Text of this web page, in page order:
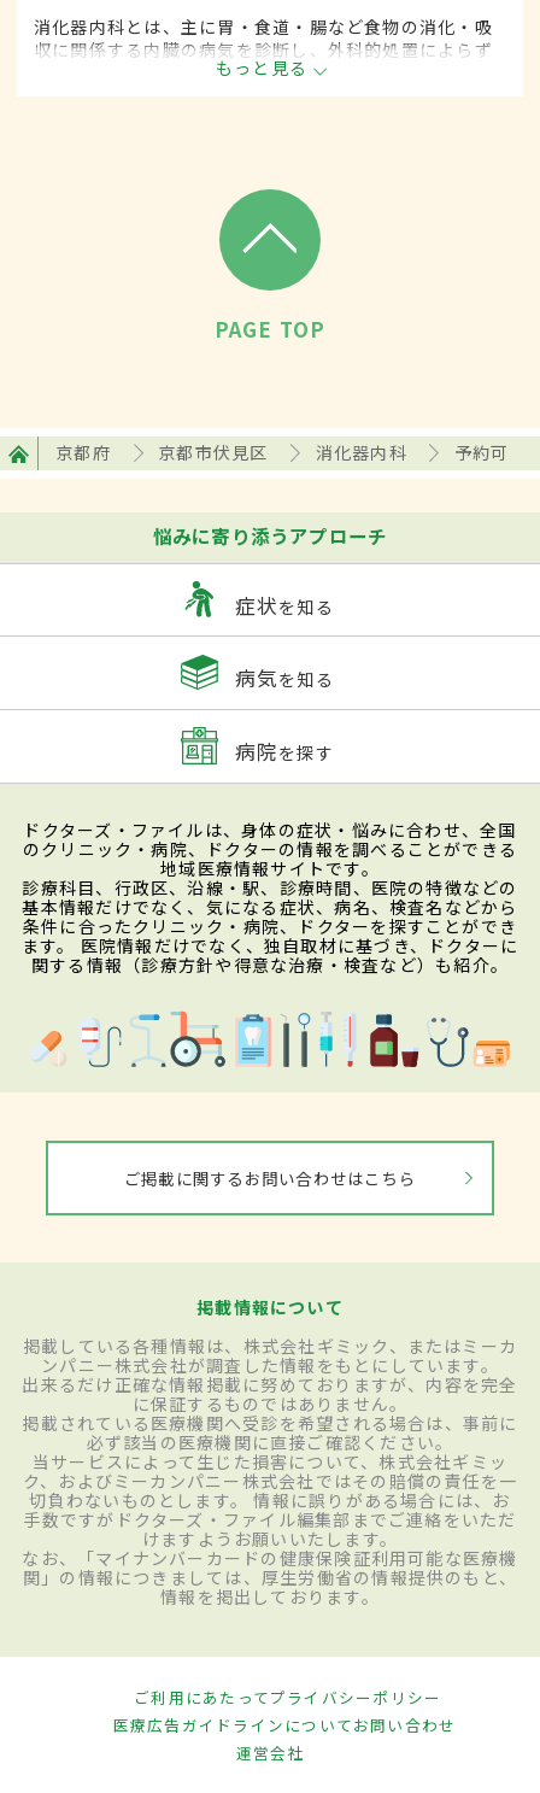
消化器内科とは、主に胃・食道・腸など食物の消化・吸
収に関係する内臓の病気を診断し、外科的処置によらず
に治療する内科の一領域です。平成20年4月の制度改正
前は、消化器科と呼ばれていました。
もっと見る
PAGE TOP
京都府 京都市伏見区 消化器内科 予約可
悩みに寄り添うアプローチ
症状を知る
病気を知る
病院を探す
ドクターズ・ファイルは、身体の症状・悩みに合わせ、全国
のクリニック・病院、ドクターの情報を調べることができる
地域医療情報サイトです。
診療科目、行政区、沿線・駅、診療時間、医院の特徴などの
基本情報だけでなく、気になる症状、病名、検査名などから
条件に合ったクリニック・病院、ドクターを探すことができ
ます。 医院情報だけでなく、独自取材に基づき、ドクターに
関する情報（診療方針や得意な治療・検査など）も紹介。
ご掲載に関するお問い合わせはこちら
掲載情報について
掲載している各種情報は、株式会社ギミック、またはミーカ
ンパニー株式会社が調査した情報をもとにしています。
出来るだけ正確な情報掲載に努めておりますが、内容を完全
に保証するものではありません。
掲載されている医療機関へ受診を希望される場合は、事前に
必ず該当の医療機関に直接ご確認ください。
当サービスによって生じた損害について、株式会社ギミッ
ク、およびミーカンパニー株式会社ではその賠償の責任を一
切負わないものとします。 情報に誤りがある場合には、お
手数ですがドクターズ・ファイル編集部までご連絡をいただ
けますようお願いいたします。
なお、「マイナンバーカードの健康保険証利用可能な医療機
関」の情報につきましては、厚生労働省の情報提供のもと、
情報を掲出しております。
ご利用にあたってプライバシーポリシー
医療広告ガイドラインについてお問い合わせ
運営会社